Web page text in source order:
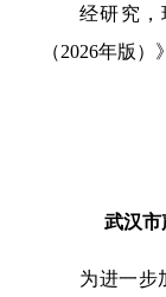
经研究
（2026年版
武汉市
为进一步